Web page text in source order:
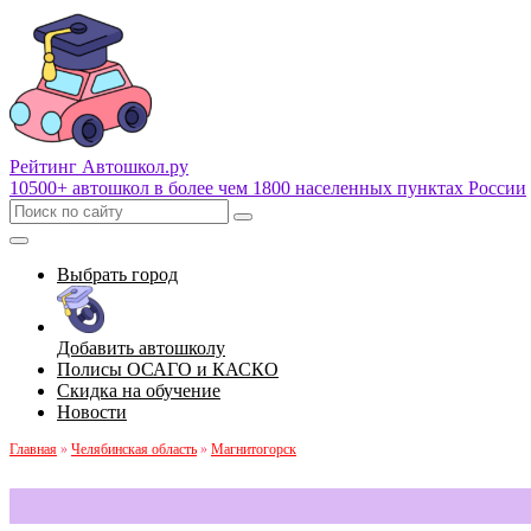
Рейтинг Автошкол.ру
10500+ автошкол в более чем 1800 населенных пунктах России
Выбрать город
Добавить автошколу
Полисы ОСАГО и КАСКО
Скидка на обучение
Новости
Главная » Челябинская область » Магнитогорск